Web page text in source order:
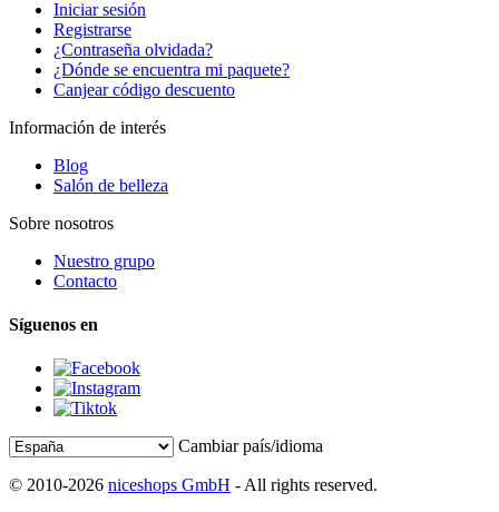
Iniciar sesión
Registrarse
¿Contraseña olvidada?
¿Dónde se encuentra mi paquete?
Canjear código descuento
Información de interés
Blog
Salón de belleza
Sobre nosotros
Nuestro grupo
Contacto
Síguenos en
Cambiar país/idioma
© 2010-2026 niceshops GmbH - All rights reserved.